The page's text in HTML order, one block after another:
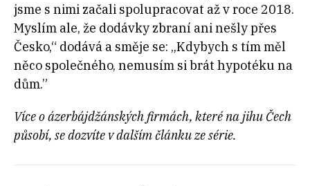
jsme s nimi začali spolupracovat až v roce 2018.
Myslím ale, že dodávky zbraní ani nešly přes
Česko,“ dodává a směje se: „Kdybych s tím měl
něco společného, nemusím si brát hypotéku na
dům.”
Více o ázerbájdžánských firmách, které na jihu Čech
působí, se dozvíte v dalším článku ze série.